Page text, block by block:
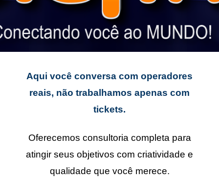
Aqui você conversa com operadores
reais, não trabalhamos apenas com
tickets.
Oferecemos consultoria completa para
atingir seus objetivos com criatividade e
qualidade que você merece.